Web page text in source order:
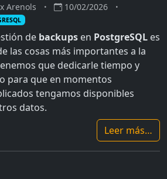
Arenols 10/02/2026
de backups en PostgreSQL es
las cosas más importantes a la
que dedicarle tiempo y
para que en momentos
tengamos disponibles
datos.
Leer más…